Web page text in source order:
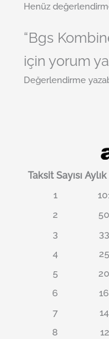
Henüz
“Bgs
için yorum
Değerlendirme
Taksit Sayısı
1
2
3
4
5
6
7
8